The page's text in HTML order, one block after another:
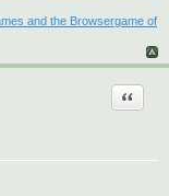
and the Browsergame of
Citace